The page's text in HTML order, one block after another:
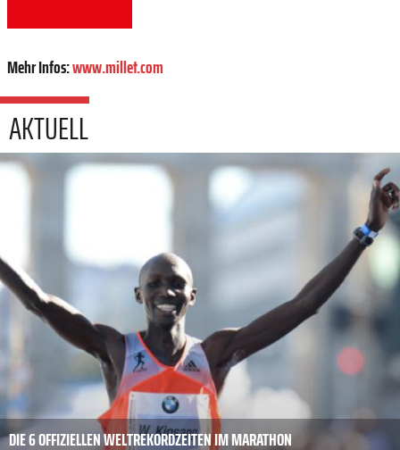
Mehr Infos:www.millet.com
AKTUELL
DIE 6 OFFIZIELLEN WELTREKORDZEITEN IM MARATHON